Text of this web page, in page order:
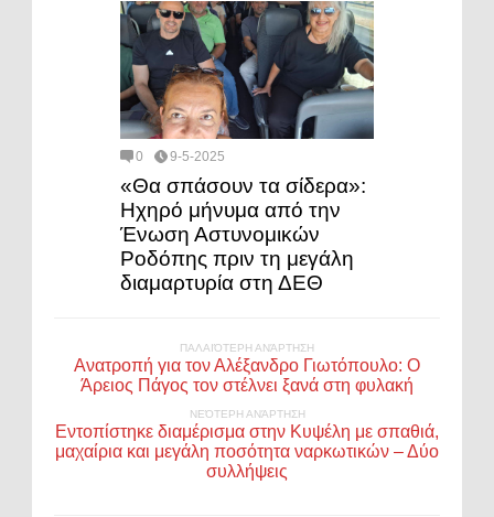
0 9-5-2025
«Θα σπάσουν τα σίδερα»:
Ηχηρό μήνυμα από την
Ένωση Αστυνομικών
Ροδόπης πριν τη μεγάλη
διαμαρτυρία στη ΔΕΘ
ΠΑΛΑΙΌΤΕΡΗ ΑΝΆΡΤΗΣΗ
Ανατροπή για τον Αλέξανδρο Γιωτόπουλο: Ο
Άρειος Πάγος τον στέλνει ξανά στη φυλακή
ΝΕΌΤΕΡΗ ΑΝΆΡΤΗΣΗ
Εντοπίστηκε διαμέρισμα στην Κυψέλη με σπαθιά,
μαχαίρια και μεγάλη ποσότητα ναρκωτικών – Δύο
συλλήψεις